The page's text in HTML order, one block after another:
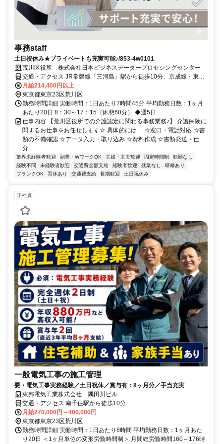
事務staff
土日祝休み★プライベートも充実可能♪/853-4w0101
荒川区役所 株式会社日本ビジネスデータープロセシングセンター
交通・アクセス JR常磐線「三河島」駅から徒歩10分、京成線・東京
メトロ千代田線「町屋」駅から徒歩12分
月給214,400円以上
東京都東京23区荒川区
勤務時間詳細 実働時間：1日あたり7時間45分 平均勤務日数：1ヶ月
あたり20日 8：30～17：15（休憩60分） ◆週5日
仕事内容 【荒川区役所での介護認定に関わる事務業務♪】 介護保険に
関するお仕事をお任せします☆ 具体的には… ☆窓口・電話対応 ☆書
類の不備確認 ☆データ入力・取り込み ☆資料作成 ☆書類発送・仕
分...
業界未経験者歓迎 副業・WワークOK 主婦・主夫歓迎 固定時間制
転勤なし
経験不問
未経験者歓迎 交通費全額支給 経験者歓迎 残業なし
研修あり
ブランクOK
育休あり 交通費支給 長期歓迎 土日祝休み
正社員
一般電気工事の施工管理
要・電気工事実務経験／土日祝休／賞与有：8ヶ月分／手当充実
東邦電気工業株式会社 隅田川ビル
交通・アクセス 南千住駅から徒歩10分
月給270,000円～400,000円
東京都東京23区荒川区
勤務時間詳細 実働時間：1日あたり8時間 平均勤務日数：1ヶ月あた
り20日 ＜1ヶ月単位の変形労働時間制＞ 月間総労働時間160～176時